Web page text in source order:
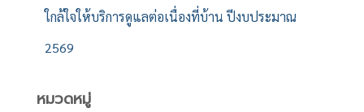
ใกล้ใจให้บริการดูแลต่อเนื่องที่บ้าน ปีงบประมาณ
2569
หมวดหมู่